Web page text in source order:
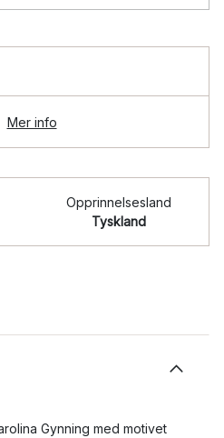
Mer info
Opprinnelsesland
Tyskland
Gynning med motivet